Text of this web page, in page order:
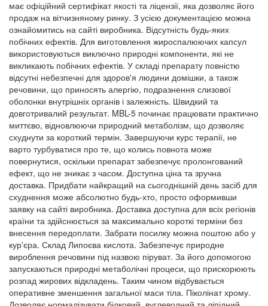
має офіційний сертифікат якості та ліцензії, яка дозволяє його
продаж на вітчизняному ринку. З усією документацією можна
ознайомитись на сайті виробника. Відсутність будь-яких
побічних ефектів. Для виготовлення жироспалюючих капсул
використовуються виключно природні компоненти, які не
викликають побічних ефектів. У складі препарату повністю
відсутні небезпечні для здоров'я людини домішки, а також
речовини, що приносять алергію, подразнення слизової
оболонки внутрішніх органів і залежність. Швидкий та
довготривалий результат. MBL-5 починає працювати практично
миттєво, відновлюючи природний метаболізм, що дозволяє
схуднути за короткий термін. Завершуючи курс терапії, не
варто турбуватися про те, що колись повнота може
повернутися, оскільки препарат забезпечує пролонгований
ефект, що не зникає з часом. Доступна ціна та зручна
доставка. Придбати найкращий на сьогоднішній день засіб для
схуднення може абсолютно будь-хто, просто оформивши
заявку на сайті виробника. Доставка доступна для всіх регіонів
країни та здійснюється за максимально короткі терміни без
внесення передоплати. Забрати посилку можна поштою або у
кур'єра. Склад Липоєва кислота. Забезпечує природне
вироблення речовини під назвою піруват. За його допомогою
запускаються природні метаболічні процеси, що прискорюють
розпад жирових відкладень. Таким чином відбувається
оперативне зменшення загальної маси тіла. Піколінат хрому.